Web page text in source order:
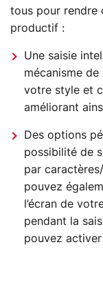
tous pour rendre
productif :
Une saisie
mécanisme de
votre style et
améliorant
Des options
possibilité de
par
pouvez
l’écran de
pendant la
pouvez activer